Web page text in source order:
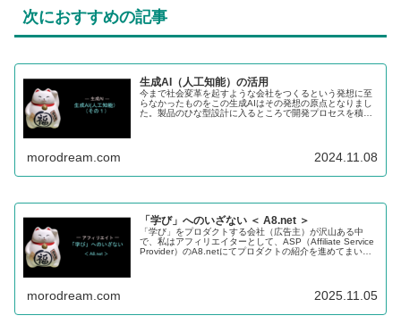
次におすすめの記事
生成AI（人工知能）の活用
今まで社会変革を起すような会社をつくるという発想に至
らなかったものをこの生成AIはその発想の原点となりまし
た。製品のひな型設計に入るところで開発プロセスを積極
morodream.com 2024.11.08
「学び」へのいざない ＜ A8.net ＞
「学び」をプロダクトする会社（広告主）が沢山ある中
で、私はアフィリエイターとして、ASP（Affiliate Service
Provider）のA8.netにてプロダクトの紹介を進めてまいり
morodream.com 2025.11.05